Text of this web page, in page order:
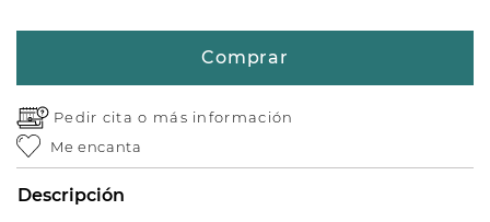
Comprar
Pedir cita o más información
Me encanta
Descripción